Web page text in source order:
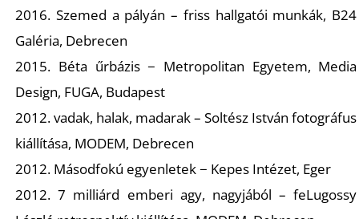
2016. Szemed a pályán – friss hallgatói munkák, B24
Galéria, Debrecen
2015. Béta űrbázis − Metropolitan Egyetem, Media
Design, FUGA, Budapest
2012. vadak, halak, madarak – Soltész István fotográfus
kiállítása, MODEM, Debrecen
2012. Másodfokú egyenletek − Kepes Intézet, Eger
2012. 7 milliárd emberi agy, nagyjából – feLugossy